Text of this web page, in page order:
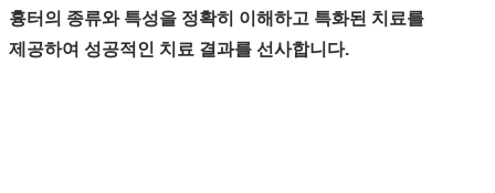
흉터의 종류와 특성을 정확히 이해하고 특화된 치료를
제공하여 성공적인 치료 결과를 선사합니다.